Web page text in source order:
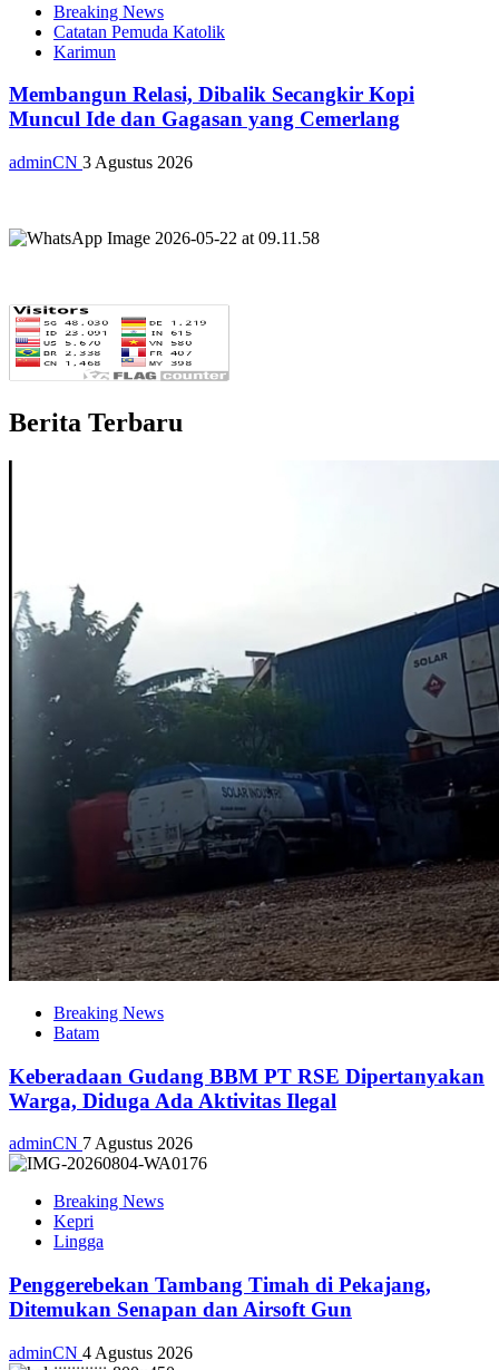
Breaking News
Catatan Pemuda Katolik
Karimun
Membangun Relasi, Dibalik Secangkir Kopi
Muncul Ide dan Gagasan yang Cemerlang
adminCN 3 Agustus 2026
Berita Terbaru
Breaking News
Batam
Keberadaan Gudang BBM PT RSE Dipertanyakan
Warga, Diduga Ada Aktivitas Ilegal
adminCN 7 Agustus 2026
Breaking News
Kepri
Lingga
Penggerebekan Tambang Timah di Pekajang,
Ditemukan Senapan dan Airsoft Gun
adminCN 4 Agustus 2026